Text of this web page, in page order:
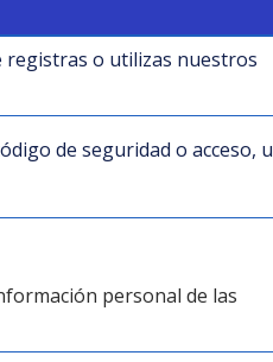
registras o utilizas nuestros
de seguridad o acceso, u
personal de las